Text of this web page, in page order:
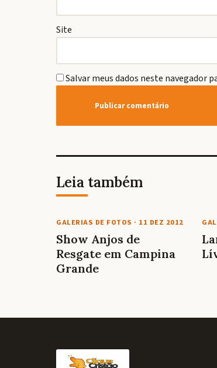
Site
Salvar meus dados neste navegador
Leia também
GALERIAS DE FOTOS · 11 DEZ 2012
Show Anjos de
Resgate em Campina
Grande